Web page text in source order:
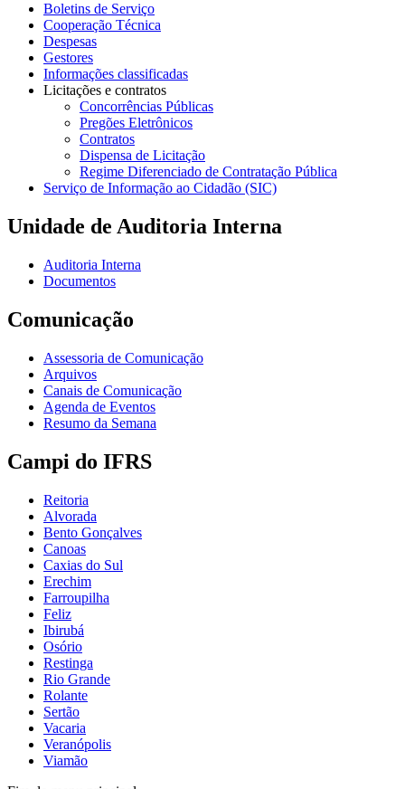
Boletins de Serviço
Cooperação Técnica
Despesas
Gestores
Informações classificadas
Licitações e contratos
Concorrências Públicas
Pregões Eletrônicos
Contratos
Dispensa de Licitação
Regime Diferenciado de Contratação Pública
Serviço de Informação ao Cidadão (SIC)
Unidade de Auditoria Interna
Auditoria Interna
Documentos
Comunicação
Assessoria de Comunicação
Arquivos
Canais de Comunicação
Agenda de Eventos
Resumo da Semana
Campi do IFRS
Reitoria
Alvorada
Bento Gonçalves
Canoas
Caxias do Sul
Erechim
Farroupilha
Feliz
Ibirubá
Osório
Restinga
Rio Grande
Rolante
Sertão
Vacaria
Veranópolis
Viamão